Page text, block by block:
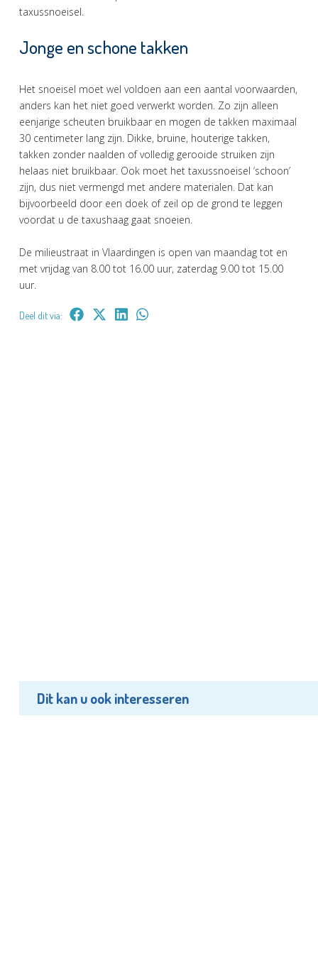
taxussnoeisel.
Jonge en schone takken
Het snoeisel moet wel voldoen aan een aantal voorwaarden,
anders kan het niet goed verwerkt worden. Zo zijn alleen
eenjarige scheuten bruikbaar en mogen de takken maximaal
30 centimeter lang zijn. Dikke, bruine, houterige takken,
takken zonder naalden of volledig gerooide struiken zijn
helaas niet bruikbaar. Ook moet het taxussnoeisel ‘schoon’
zijn, dus niet vermengd met andere materialen. Dat kan
bijvoorbeeld door een doek of zeil op de grond te leggen
voordat u de taxushaag gaat snoeien.
De milieustraat in Vlaardingen is open van maandag tot en
met vrijdag van 8.00 tot 16.00 uur, zaterdag 9.00 tot 15.00
uur.
Deel dit via:
Dit kan u ook interesseren